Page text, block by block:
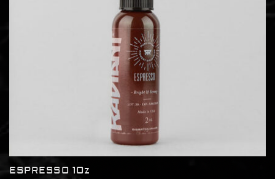
ESPRESSO 1Oz